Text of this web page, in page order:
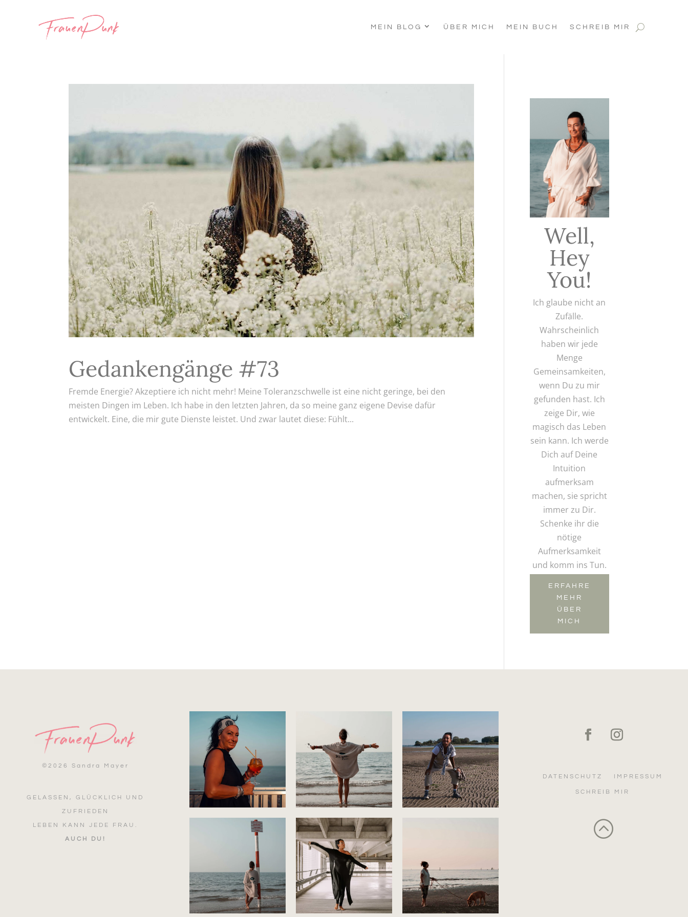
MEIN BLOG ÜBER MICH MEIN BUCH SCHREIB MIR
Gedankengänge #73
Fremde Energie? Akzeptiere ich nicht mehr! Meine Toleranzschwelle ist eine nicht geringe, bei den
meisten Dingen im Leben. Ich habe in den letzten Jahren, da so meine ganz eigene Devise dafür
entwickelt. Eine, die mir gute Dienste leistet. Und zwar lautet diese: Fühlt...
Well,
Hey
You!
Ich glaube nicht an
Zufälle.
Wahrscheinlich
haben wir jede
Menge
Gemeinsamkeiten,
wenn Du zu mir
gefunden hast. Ich
zeige Dir, wie
magisch das Leben
sein kann. Ich werde
Dich auf Deine
Intuition
aufmerksam
machen, sie spricht
immer zu Dir.
Schenke ihr die
nötige
Aufmerksamkeit
und komm ins Tun.
ERFAHRE
MEHR
ÜBER
MICH
© 2026 Sandra Mayer
GELASSEN, GLÜCKLICH UND
ZUFRIEDEN
LEBEN KANN JEDE FRAU.
AUCH DU!
DATENSCHUTZ IMPRESSUM
SCHREIB MIR
: